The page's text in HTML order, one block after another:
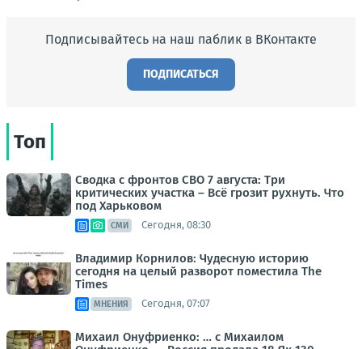
Подписывайтесь на наш паблик в ВКонтакте
ПОДПИСАТЬСЯ
Топ
Сводка с фронтов СВО 7 августа: Три
критических участка – Всё грозит рухнуть. Что
под Харьковом
СМИ Сегодня, 08:30
Владимир Корнилов: Чудесную историю
сегодня на целый разворот поместила The
Times
МНЕНИЯ Сегодня, 07:07
Михаил Онуфриенко: … с Михаилом